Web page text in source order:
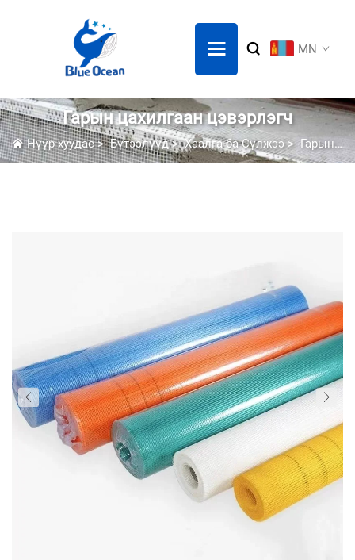
MN
Гарын цахилгаан цэвэрлэгч
Нүүр хуудас>Бүтээлүүд>Хаалга ба Сүлжээ>Гарын цахилгаан цэвэрлэгч